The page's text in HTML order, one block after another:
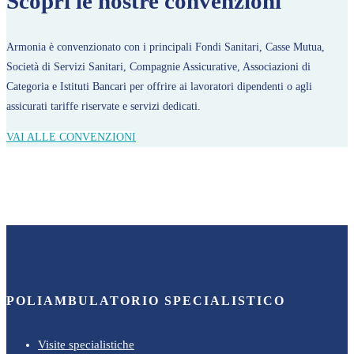
Armonia è convenzionato con i principali Fondi Sanitari, Casse Mutua,
Società di Servizi Sanitari, Compagnie Assicurative, Associazioni di
Categoria e Istituti Bancari per offrire ai lavoratori dipendenti o agli
assicurati tariffe riservate e servizi dedicati.
VAI ALLE CONVENZIONI
POLIAMBULATORIO SPECIALISTICO
Visite specialistiche